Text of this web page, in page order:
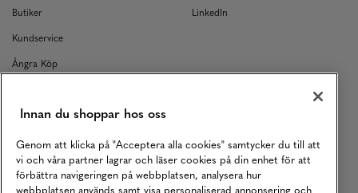
Butiker
Kundservice
Ångra Köp
Returer
Köpvillkor
Karriär
LinkedIn
Innan du shoppar hos oss
Genom att klicka på "Acceptera alla cookies" samtycker du till att
vi och våra partner lagrar och läser cookies på din enhet för att
förbättra navigeringen på webbplatsen, analysera hur
webbplatsen används samt visa personaliserad annonsering och